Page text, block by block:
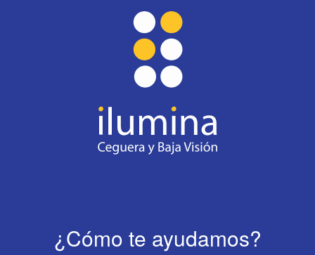
¿Cómo te ayudamos?